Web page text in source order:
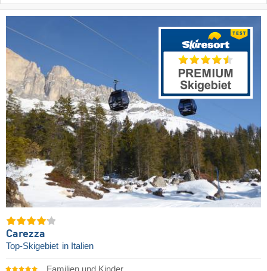
Carezza
Top-Skigebiet in Italien
Familien und Kinder